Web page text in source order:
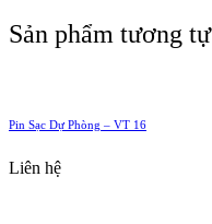
Sản phẩm tương tự
Pin Sạc Dự Phòng – VT 16
Liên hệ